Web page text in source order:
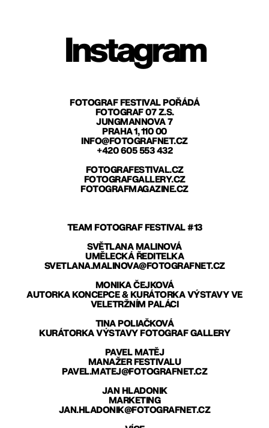
Instagram
FOTOGRAF FESTIVAL POŘÁDÁ
FOTOGRAF 07 Z.S.
JUNGMANNOVA 7
PRAHA 1, 110 00
INFO@FOTOGRAFNET.CZ
+420 605 553 432
FOTOGRAFESTIVAL.CZ
FOTOGRAFGALLERY.CZ
FOTOGRAFMAGAZINE.CZ
TEAM FOTOGRAF FESTIVAL #13
SVĚTLANA MALINOVÁ
UMĚLECKÁ ŘEDITELKA
SVETLANA.MALINOVA@FOTOGRAFNET.CZ
MONIKA ČEJKOVÁ
AUTORKA KONCEPCE & KURÁTORKA VÝSTAVY VE
VELETRŽNÍM PALÁCI
TINA POLIAČKOVÁ
KURÁTORKA VÝSTAVY FOTOGRAF GALLERY
PAVEL MATĚJ
MANAŽER FESTIVALU
PAVEL.MATEJ@FOTOGRAFNET.CZ
JAN HLADONIK
MARKETING
JAN.HLADONIK@FOTOGRAFNET.CZ